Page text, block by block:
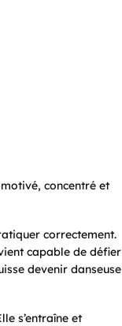
concentré et
correctement.
capable de défier
devenir danseuse
s’entraîne et